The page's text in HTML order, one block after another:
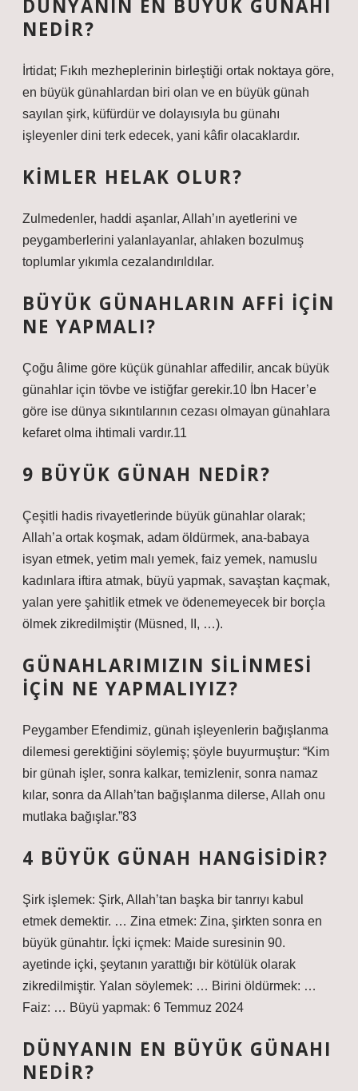
DÜNYANIN EN BÜYÜK GÜNAHI
NEDIR?
İrtidat; Fıkıh mezheplerinin birleştiği ortak noktaya göre,
en büyük günahlardan biri olan ve en büyük günah
sayılan şirk, küfürdür ve dolayısıyla bu günahı
işleyenler dini terk edecek, yani kâfir olacaklardır.
KIMLER HELAK OLUR?
Zulmedenler, haddi aşanlar, Allah’ın ayetlerini ve
peygamberlerini yalanlayanlar, ahlaken bozulmuş
toplumlar yıkımla cezalandırıldılar.
BÜYÜK GÜNAHLARIN AFFI IÇIN
NE YAPMALI?
Çoğu âlime göre küçük günahlar affedilir, ancak büyük
günahlar için tövbe ve istiğfar gerekir.10 İbn Hacer’e
göre ise dünya sıkıntılarının cezası olmayan günahlara
kefaret olma ihtimali vardır.11
9 BÜYÜK GÜNAH NEDIR?
Çeşitli hadis rivayetlerinde büyük günahlar olarak;
Allah’a ortak koşmak, adam öldürmek, ana-babaya
isyan etmek, yetim malı yemek, faiz yemek, namuslu
kadınlara iftira atmak, büyü yapmak, savaştan kaçmak,
yalan yere şahitlik etmek ve ödenemeyecek bir borçla
ölmek zikredilmiştir (Müsned, II, …).
GÜNAHLARIMIZIN SILINMESI
IÇIN NE YAPMALIYIZ?
Peygamber Efendimiz, günah işleyenlerin bağışlanma
dilemesi gerektiğini söylemiş; şöyle buyurmuştur: “Kim
bir günah işler, sonra kalkar, temizlenir, sonra namaz
kılar, sonra da Allah’tan bağışlanma dilerse, Allah onu
mutlaka bağışlar.”83
4 BÜYÜK GÜNAH HANGISIDIR?
Şirk işlemek: Şirk, Allah’tan başka bir tanrıyı kabul
etmek demektir. … Zina etmek: Zina, şirkten sonra en
büyük günahtır. İçki içmek: Maide suresinin 90.
ayetinde içki, şeytanın yarattığı bir kötülük olarak
zikredilmiştir. Yalan söylemek: … Birini öldürmek: …
Faiz: … Büyü yapmak: 6 Temmuz 2024
DÜNYANIN EN BÜYÜK GÜNAHI
NEDIR?